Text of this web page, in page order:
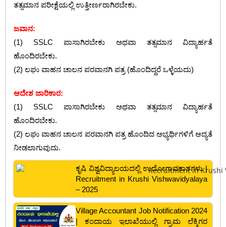
ತತ್ಸಮಾನ ಪರೀಕ್ಷೆಯಲ್ಲಿ ಉತ್ತೀರ್ಣರಾಗಿರಬೇಕು.
ಜವಾನ:
(1) SSLC ಪಾಸಾಗಿರಬೇಕು ಅಥವಾ ತತ್ಸಮಾನ ವಿದ್ಯಾರ್ಹತೆ
ಹೊಂದಿರಬೇಕು.
(2) ಲಘು ವಾಹನ ಚಾಲನ ಪರವಾನಗಿ ಪತ್ರ (ಹೊಂದಿದ್ದರೆ ಒಳ್ಳೆಯದು)
ಆದೇಶ ಜಾರಿಕಾರ:
(1) SSLC ಪಾಸಾಗಿರಬೇಕು ಅಥವಾ ತತ್ಸಮಾನ ವಿದ್ಯಾರ್ಹತೆ
ಹೊಂದಿರಬೇಕು.
(2) ಲಘು ವಾಹನ ಚಾಲನ ಪರವಾನಗಿ ಪತ್ರ ಹೊಂದಿದ ಅಭ್ಯರ್ಥಿಗಳಿಗೆ ಆದ್ಯತೆ
ನೀಡಲಾಗುವುದು.
ಕೃಷಿ ವಿಶ್ವವಿದ್ಯಾಲಯದಲ್ಲಿ ಉದೋಗಾವಕಾಶಗಳು |
Recruitment in Krushi Vishwavidyalaya
– 2025
Village Accountant Job Notification 2024
| ಕಂದಾಯ ಇಲಾಖೆಯುಲ್ಲಿ ಗ್ರಾಮ ಲೆಕ್ಕಿಗರ